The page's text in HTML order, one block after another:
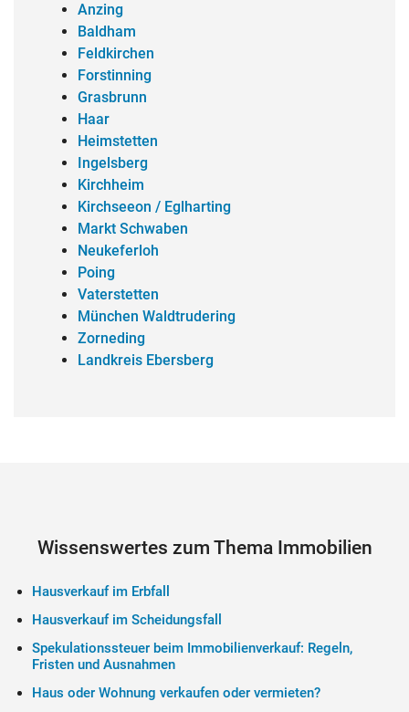
Anzing
Baldham
Feldkirchen
Forstinning
Grasbrunn
Haar
Heimstetten
Ingelsberg
Kirchheim
Kirchseeon / Eglharting
Markt Schwaben
Neukeferloh
Poing
Vaterstetten
München Waldtrudering
Zorneding
Landkreis Ebersberg
Wissenswertes zum Thema Immobilien
Hausverkauf im Erbfall
Hausverkauf im Scheidungsfall
Spekulationssteuer beim Immobilienverkauf: Regeln,
Fristen und Ausnahmen
Haus oder Wohnung verkaufen oder vermieten?